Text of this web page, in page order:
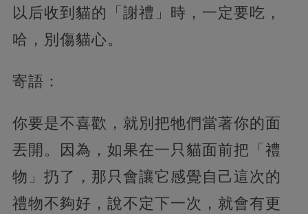
以后收到貓的「謝禮」時，一定要吃，
哈，別傷貓心。
寄語：
你要是不喜歡，就別把牠們當著你的面
丟開。因為，如果在一只貓面前把「禮
物」扔了，那只會讓它感覺自己這次的
禮物不夠好，說不定下一次，就會有更